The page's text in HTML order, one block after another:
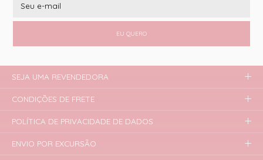
EU QUERO
SEJA UMA REVENDEDORA
CONDIÇÕES DE FRETE
POLÍTICA DE PRIVACIDADE DE DADOS
ENVIO POR EXCURSÃO